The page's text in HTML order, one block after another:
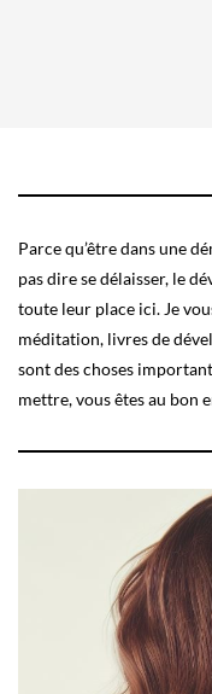
Parce qu’être dans une
pas dire se délaisser, le
toute leur place ici. Je
méditation, livres de
sont des choses
mettre, vous êtes au bon